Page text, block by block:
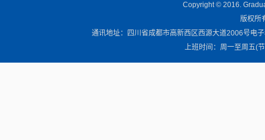
Copyright © 2016.
版权所
通讯地址：四川省成都市高新西区西源大道2006号电
上班时间：周一至周五(